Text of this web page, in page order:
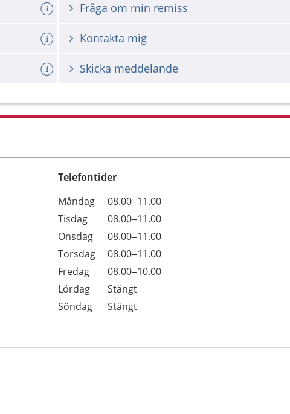
Fråga om min remiss
Kontakta mig
Skicka meddelande
Telefontider
Dag
Öppettider
Kommentarer
Måndag
08.00–11.00
Tisdag
08.00–11.00
Onsdag
08.00–11.00
Torsdag
08.00–11.00
Fredag
08.00–10.00
Lördag
Stängt
Söndag
Stängt